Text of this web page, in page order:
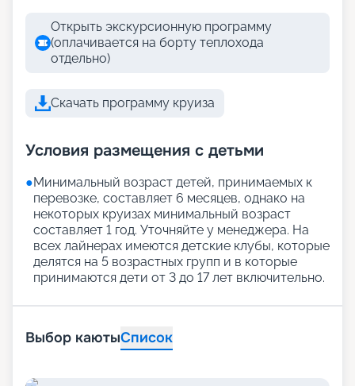
Открыть экскурсионную программу
(оплачивается на борту теплохода
отдельно)
Скачать программу круиза
Условия размещения с детьми
●Минимальный возраст детей, принимаемых к
перевозке, составляет 6 месяцев, однако на
некоторых круизах минимальный возраст
составляет 1 год. Уточняйте у менеджера. На
всех лайнерах имеются детские клубы, которые
делятся на 5 возрастных групп и в которые
принимаются дети от 3 до 17 лет включительно.
Выбор каютыСписок